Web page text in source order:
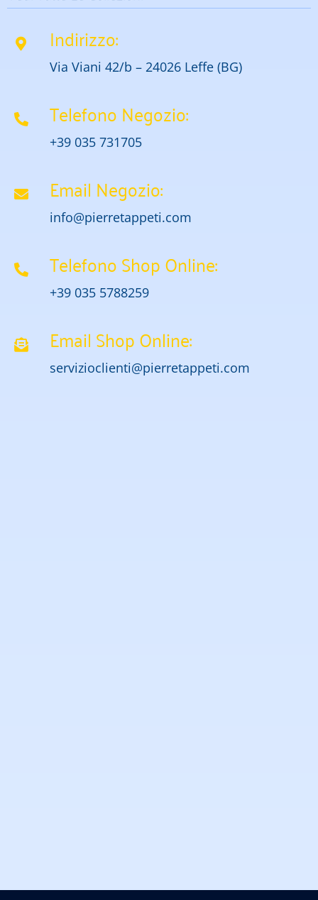
Indirizzo:
Via Viani 42/b – 24026 Leffe (BG)
Telefono Negozio:
+39 035 731705
Email Negozio:
info@pierretappeti.com
Telefono Shop Online:
+39 035 5788259
Email Shop Online:
servizioclienti@pierretappeti.com